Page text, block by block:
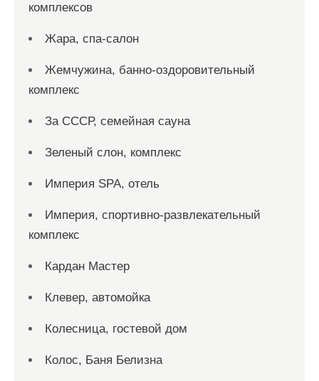
комплексов
Жара, спа-салон
Жемчужина, банно-оздоровительный
комплекс
За СССР, семейная сауна
Зеленый слон, комплекс
Империя SPA, отель
Империя, спортивно-развлекательный
комплекс
Кардан Мастер
Клевер, автомойка
Колесница, гостевой дом
Колос, Баня Белизна